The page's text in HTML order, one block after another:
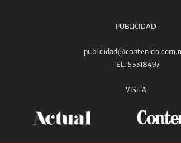
PUBLICIDAD
TEL. 55318497
VISITA